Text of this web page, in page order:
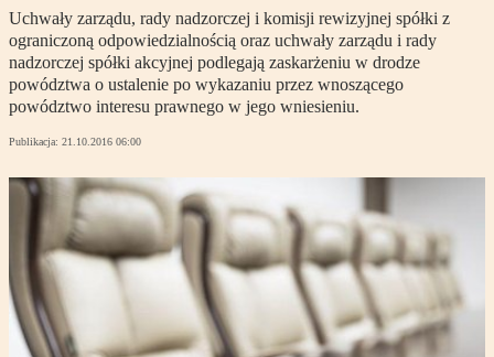
Uchwały zarządu, rady nadzorczej i komisji rewizyjnej spółki z
ograniczoną odpowiedzialnością oraz uchwały zarządu i rady
nadzorczej spółki akcyjnej podlegają zaskarżeniu w drodze
powództwa o ustalenie po wykazaniu przez wnoszącego
powództwo interesu prawnego w jego wniesieniu.
Publikacja: 21.10.2016 06:00